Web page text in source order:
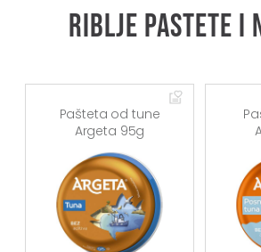
riblje pastete I
Pašteta od tune
Argeta 95g